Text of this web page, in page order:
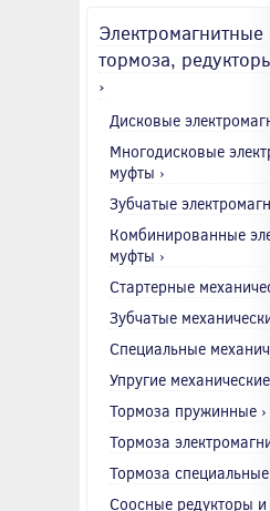
тормоза,
›
Дисковые
Многодисковые
муфты ›
Зубчатые
Комбинированные
муфты ›
Стартерные
Зубчатые
Специальные
Упругие
Тормоза пружинные ›
Тормоза
Тормоза специальные
Соосные редукторы